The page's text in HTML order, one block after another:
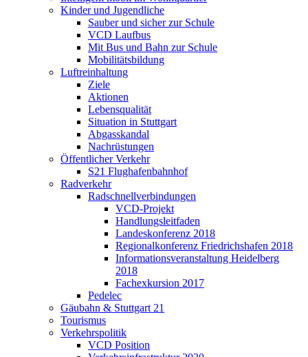
Kinder und Jugendliche
Sauber und sicher zur Schule
VCD Laufbus
Mit Bus und Bahn zur Schule
Mobilitätsbildung
Luftreinhaltung
Ziele
Aktionen
Lebensqualität
Situation in Stuttgart
Abgasskandal
Nachrüstungen
Öffentlicher Verkehr
S21 Flughafenbahnhof
Radverkehr
Radschnellverbindungen
VCD-Projekt
Handlungsleitfaden
Landeskonferenz 2018
Regionalkonferenz Friedrichshafen 2018
Informationsveranstaltung Heidelberg
2018
Fachexkursion 2017
Pedelec
Gäubahn & Stuttgart 21
Tourismus
Verkehrspolitik
VCD Position